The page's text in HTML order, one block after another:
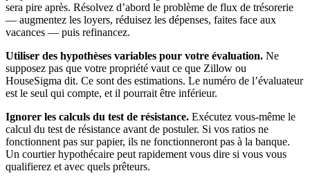
sera pire après. Résolvez d’abord le problème de flux de trésorerie
— augmentez les loyers, réduisez les dépenses, faites face aux
vacances — puis refinancez.
Utiliser des hypothèses variables pour votre évaluation. Ne
supposez pas que votre propriété vaut ce que Zillow ou
HouseSigma dit. Ce sont des estimations. Le numéro de l’évaluateur
est le seul qui compte, et il pourrait être inférieur.
Ignorer les calculs du test de résistance. Exécutez vous-même le
calcul du test de résistance avant de postuler. Si vos ratios ne
fonctionnent pas sur papier, ils ne fonctionneront pas à la banque.
Un courtier hypothécaire peut rapidement vous dire si vous vous
qualifierez et avec quels prêteurs.